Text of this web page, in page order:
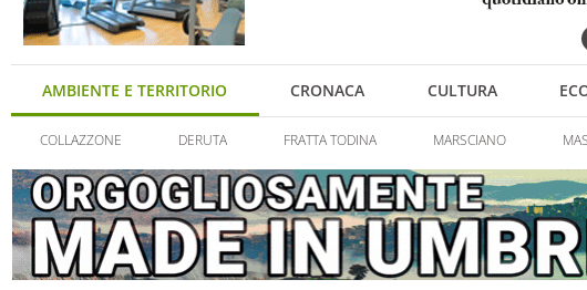
AMBIENTE E TERRITORIO CRONACA CULTURA
COLLAZZONE DERUTA FRATTA TODINA MARSCIANO